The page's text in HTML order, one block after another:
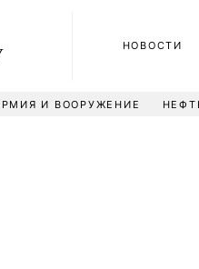
НОВОСТИ
И ВООРУЖЕНИЕ